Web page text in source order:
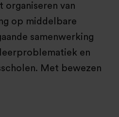
organiseren van
op middelbare
samenwerking
en
Met bewezen